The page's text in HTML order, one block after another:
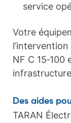
service
Votre
NF C
Des aides
TARAN